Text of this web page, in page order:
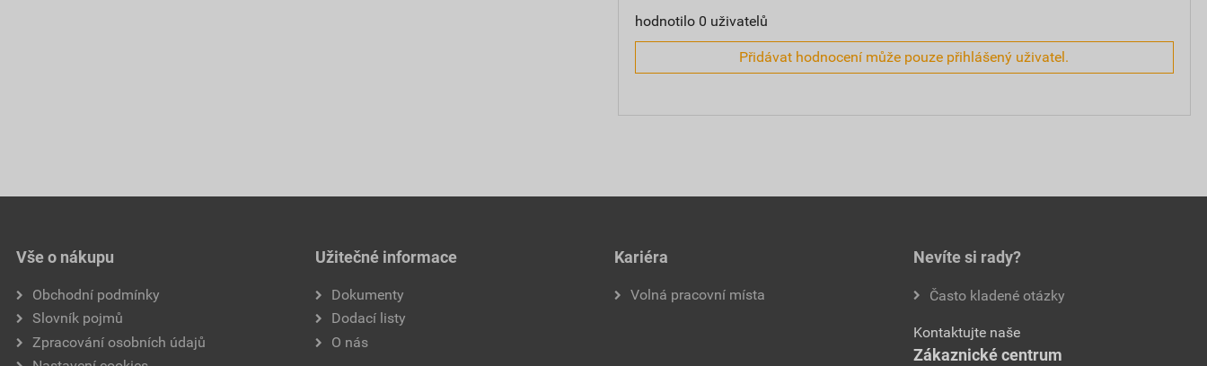
hodnotilo 0 uživatelů
Přidávat hodnocení může pouze přihlášený uživatel.
Vše o nákupu
Obchodní podmínky
Slovník pojmů
Zpracování osobních údajů
Užitečné informace
Dokumenty
Dodací listy
O nás
Kariéra
Volná pracovní místa
Nevíte si rady?
Často kladené otázky
Kontaktujte naše
Zákaznické centrum